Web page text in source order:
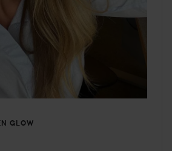
GLOW